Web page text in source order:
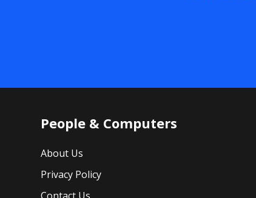
People & Computers
About Us
Privacy Policy